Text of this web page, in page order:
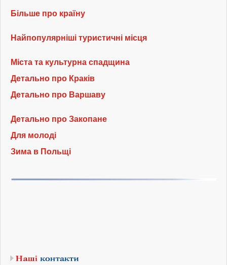
Більше про країну
Найпопулярніші туристичні місця
Міста та культурна спадщина
Детально про Краків
Детально про Варшаву
Детально про Закопане
Для молоді
Зима в Польщі